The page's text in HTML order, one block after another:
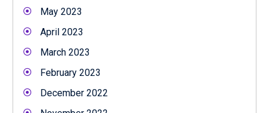
May 2023
April 2023
March 2023
February 2023
December 2022